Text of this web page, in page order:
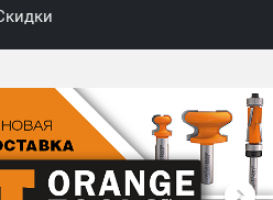
Технологии